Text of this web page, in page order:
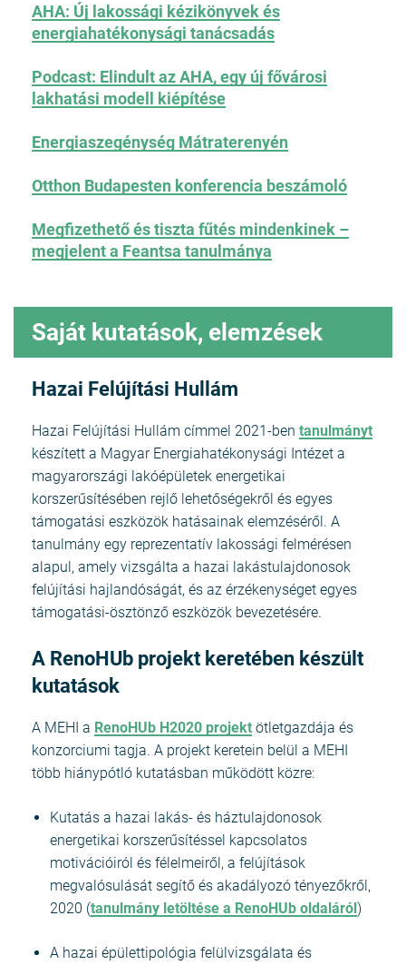
AHA: Új lakossági kézikönyvek és
energiahatékonysági tanácsadás
Podcast: Elindult az AHA, egy új fővárosi
lakhatási modell kiépítése
Energiaszegénység Mátraterenyén
Otthon Budapesten konferencia beszámoló
Megfizethető és tiszta fűtés mindenkinek –
megjelent a Feantsa tanulmánya
Saját kutatások, elemzések
Hazai Felújítási Hullám
Hazai Felújítási Hullám címmel 2021-ben tanulmányt
készített a Magyar Energiahatékonysági Intézet a
magyarországi lakóépületek energetikai
korszerűsítésében rejlő lehetőségekről és egyes
támogatási eszközök hatásainak elemzéséről. A
tanulmány egy reprezentatív lakossági felmérésen
alapul, amely vizsgálta a hazai lakástulajdonosok
felújítási hajlandóságát, és az érzékenységet egyes
támogatási-ösztönző eszközök bevezetésére.
A RenoHUb projekt keretében készült
kutatások
A MEHI a RenoHUb H2020 projekt ötletgazdája és
konzorciumi tagja. A projekt keretein belül a MEHI
több hiánypótló kutatásban működött közre:
Kutatás a hazai lakás- és háztulajdonosok
energetikai korszerűsítéssel kapcsolatos
motivációiról és félelmeiről, a felújítások
megvalósulását segítő és akadályozó tényezőkről,
2020 (tanulmány letöltése a RenoHUb oldaláról)
A hazai épülettipológia felülvizsgálata és